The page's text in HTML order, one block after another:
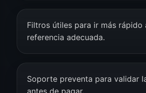
Filtros útiles para ir más rápido
referencia adecuada.
Soporte preventa para validar
antes de pagar.